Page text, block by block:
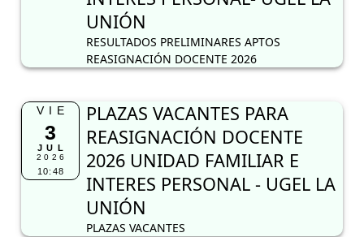
UNIÓN
RESULTADOS PRELIMINARES APTOS
REASIGNACIÓN DOCENTE 2026
VIE
3
JUL
2026
10:48
PLAZAS VACANTES PARA
REASIGNACIÓN DOCENTE
2026 UNIDAD FAMILIAR E
INTERES PERSONAL - UGEL LA
UNIÓN
PLAZAS VACANTES